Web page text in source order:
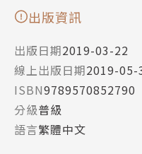
出版資訊
出版日期2019-03-22
線上出版日期2019-05-
ISBN9789570852790
分級普級
語言繁體中文